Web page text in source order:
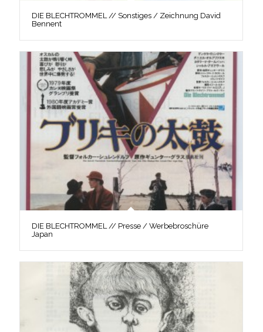
DIE BLECHTROMMEL // Sonstiges / Zeichnung David
Bennent
DIE BLECHTROMMEL // Presse / Werbebroschüre
Japan